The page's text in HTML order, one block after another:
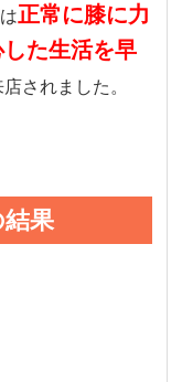
正常に膝に力
た生活を早
されました。
果